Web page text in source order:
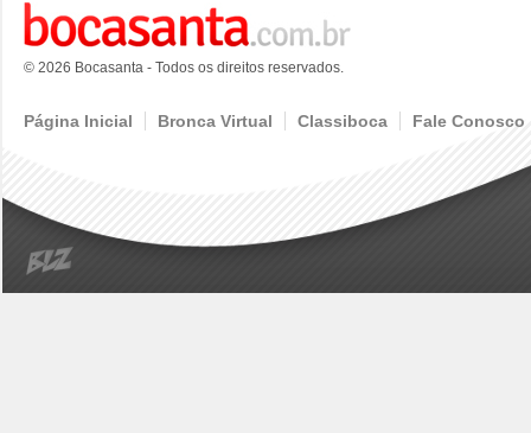
© 2026 Bocasanta - Todos os direitos reservados.
Página Inicial Bronca Virtual Classiboca Fale Conosco